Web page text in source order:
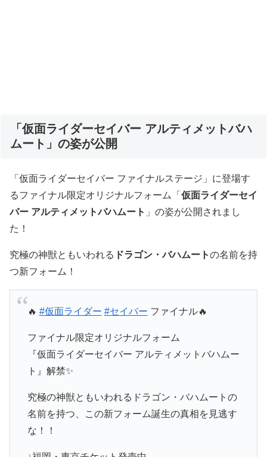
「仮面ライダーセイバー アルティメットバハ
ムート」の姿が公開
「仮面ライダーセイバー ファイナルステージ」に登場す
るファイナル限定オリジナルフォーム「 仮面ライダーセイ
バー アルティメットバハムート 」の姿が公開されまし
た！
究極の神獣ともいわれる ドラゴン・バハムートの名前を持
つ新フォーム！
🔥 #仮面ライダー #セイバー ファイナル🔥
ファイナル限定オリジナルフォーム
『仮面ライダーセイバー アルティメットバハムー
ト』解禁✨
究極の神獣ともいわれるドラゴン・バハムートの
名前を持つ、この新フォーム誕生の真相を見逃す
な！！